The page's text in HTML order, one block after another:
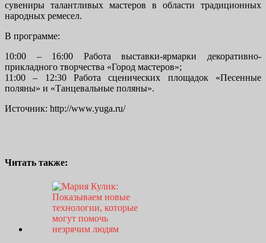
сувениры талантливых мастеров в области традиционных
народных ремесел.
В программе:
10:00 – 16:00 Работа выставки-ярмарки декоративно-
прикладного творчества «Город мастеров»;
11:00 – 12:30 Работа сценических площадок «Песенные
поляны» и «Танцевальные поляны».
Источник: http://www.yuga.ru/
Читать также: